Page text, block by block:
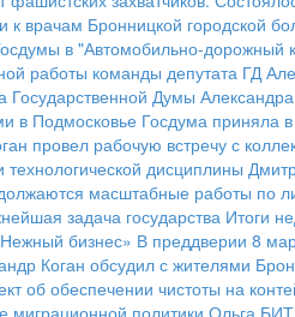
к врачам Бронницкой городской
в "Автомобильно-дорожный
работы команды депутата ГД
Государственной Думы
в Подмосковье Госдума приняла
провел рабочую встречу с
дисциплины
масштабные работы по
задача государства Итоги
бизнес» В преддверии 8
Коган обсудил с жителями
об обеспечении чистоты на